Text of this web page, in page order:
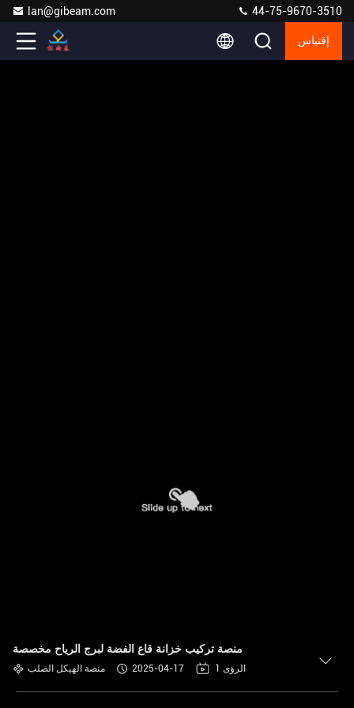
lan@gibeam.com 44-75-9670-3510
إقتباس
منصة تركيب خزانة قاع الفضة لبرج الرياح مخصصة
منصة الهيكل الصلب 2025-04-17 1 الرؤى